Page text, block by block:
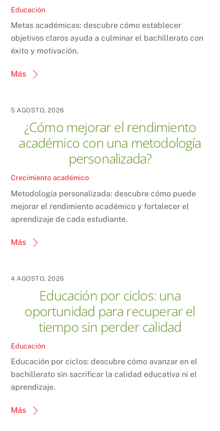
Educación
Metas académicas: descubre cómo establecer
objetivos claros ayuda a culminar el bachillerato con
éxito y motivación.
Más
5 AGOSTO, 2026
¿Cómo mejorar el rendimiento
académico con una metodología
personalizada?
Crecimiento académico
Metodología personalizada: descubre cómo puede
mejorar el rendimiento académico y fortalecer el
aprendizaje de cada estudiante.
Más
4 AGOSTO, 2026
Educación por ciclos: una
oportunidad para recuperar el
tiempo sin perder calidad
Educación
Educación por ciclos: descubre cómo avanzar en el
bachillerato sin sacrificar la calidad educativa ni el
aprendizaje.
Más